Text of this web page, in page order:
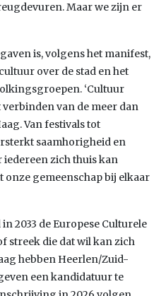
Maar we zijn er
is, volgens het manifest,
over de stad en het
‘Cultuur
van de meer dan
Van festivals tot
saamhorigheid en
iedereen zich thuis kan
onze gemeenschap bij elkaar
2033 de Europese Culturele
streek die dat wil kan zich
hebben Heerlen/Zuid-
een kandidatuur te